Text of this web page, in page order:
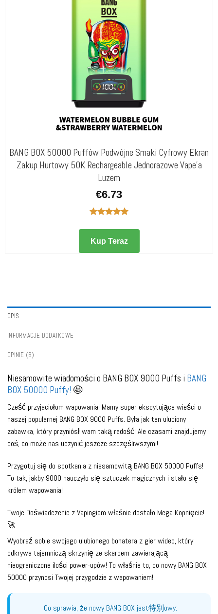
BANG BOX 50000 Puffów Podwójne Smaki Cyfrowy Ekran
Zakup Hurtowy 50K Rechargeable Jednorazowe Vape'a
Luzem
€6.73
5.00na 5
Kup Teraz
OPIS
INFORMACJE DODATKOWE
OPINIE (6)
Niesamowite wiadomości o BANG BOX 9000 Puffs i BANG
BOX 50000 Puffy! 🤩
Cześć przyjaciołom wapowania! Mamy super ekscytujące wieści o
naszej popularnej BANG BOX 9000 Puffs. Była jak ten ulubiony
zabawka, który przyniósł wam taką radość! Ale czasami znajdujemy
coś, co może nas uczynić jeszcze szczęśliwszymi!
Przygotuj się do spotkania z niesamowitą BANG BOX 50000 Puffs!
To tak, jakby 9000 nauczyło się sztuczek magicznych i stało się
królem wapowania!
Twoje Doświadczenie z Vapingiem właśnie dostało Mega Kopnięcie!
🚀
Wyobraź sobie swojego ulubionego bohatera z gier wideo, który
odkrywa tajemniczą skrzynię ze skarbem zawierającą
nieograniczone ilości power-upów! To właśnie to, co nowy BANG BOX
50000 przynosi Twojej przygodzie z wapowaniem!
Co sprawia, że nowy BANG BOX jest特別owy: